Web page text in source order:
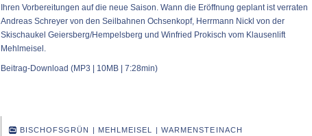
Ihren Vorbereitungen auf die neue Saison. Wann die Eröffnung geplant ist verraten
Andreas Schreyer von den Seilbahnen Ochsenkopf, Herrmann Nickl von der
Skischaukel Geiersberg/Hempelsberg und Winfried Prokisch vom Klausenlift
Mehlmeisel.
Beitrag-Download (MP3 | 10MB | 7:28min)
BISCHOFSGRÜN | MEHLMEISEL | WARMENSTEINACH